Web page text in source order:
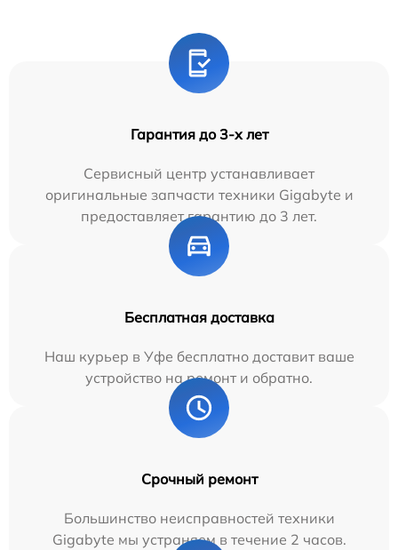
Гарантия до 3-х лет
Сервисный центр устанавливает
оригинальные запчасти техники Gigabyte и
предоставляет гарантию до 3 лет.
Бесплатная доставка
Наш курьер в Уфе бесплатно доставит ваше
устройство на ремонт и обратно.
Срочный ремонт
Большинство неисправностей техники
Gigabyte мы устраняем в течение 2 часов.